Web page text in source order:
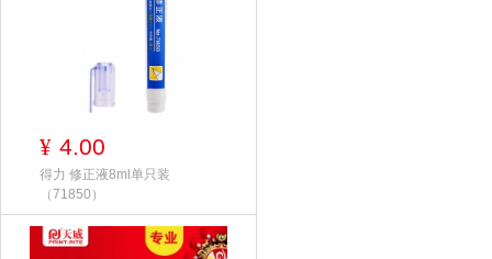
¥ 4.00
得力 修正液8ml单只装
（71850）